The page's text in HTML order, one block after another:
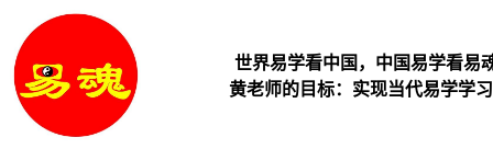
世界易学看中国，中国易学看易
黄老师的目标：实现当代易学学